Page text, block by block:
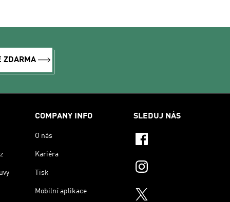
ZDARMA
COMPANY INFO
O nás
Kariéra
Tisk
Mobilní aplikace
SLEDUJ NÁS